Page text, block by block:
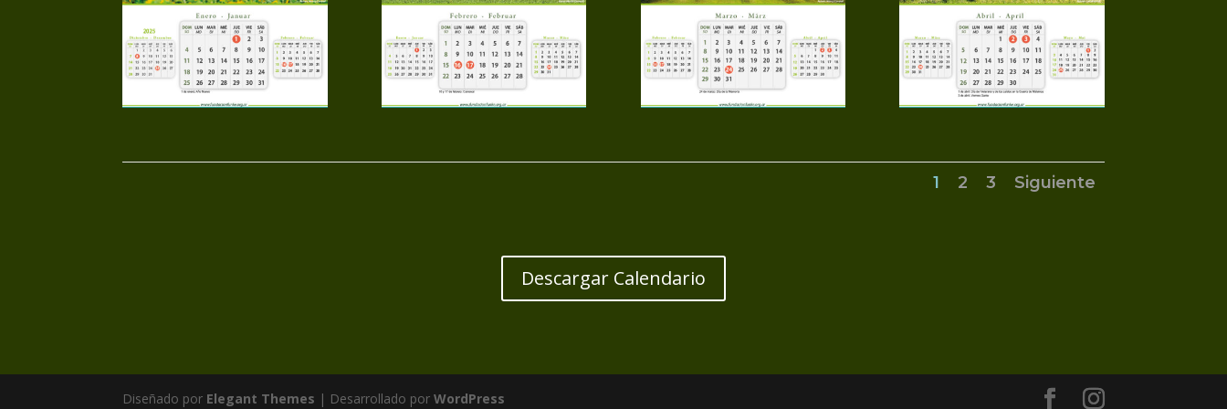
1 2 3 Siguiente
Descargar Calendario
Diseñado por Elegant Themes | Desarrollado porWordPress